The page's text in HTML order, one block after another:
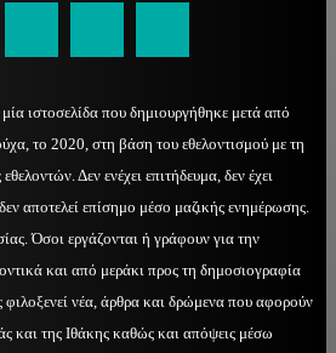
ιστοσελίδα που δημιουργήθηκε μετά από
το 2020, στη βάση του εθελοντισμού με τη
Δεν ενέχει επιτήδευμα, δεν έχει
αποτελεί επίσημο μέσο μαζικής ενημέρωσης.
Όσοι εργάζονται ή γράφουν για την
και από μεράκι προς τη δημοσιογραφία
νέα, άρθρα και δρώμενα που αφορούν
και της Ιθάκης καθώς και απόψεις μέσω